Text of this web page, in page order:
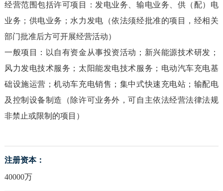
经营范围包括许可项目：发电业务、输电业务、供（配）电
业务；供电业务；水力发电（依法须经批准的项目，经相关
部门批准后方可开展经营活动）
一般项目：以自有资金从事投资活动；新兴能源技术研发；
风力发电技术服务；太阳能发电技术服务；电动汽车充电基
础设施运营；机动车充电销售；集中式快速充电站；输配电
及控制设备制造（除许可业务外，可自主依法经营法律法规
非禁止或限制的项目）
注册资本：
40000万